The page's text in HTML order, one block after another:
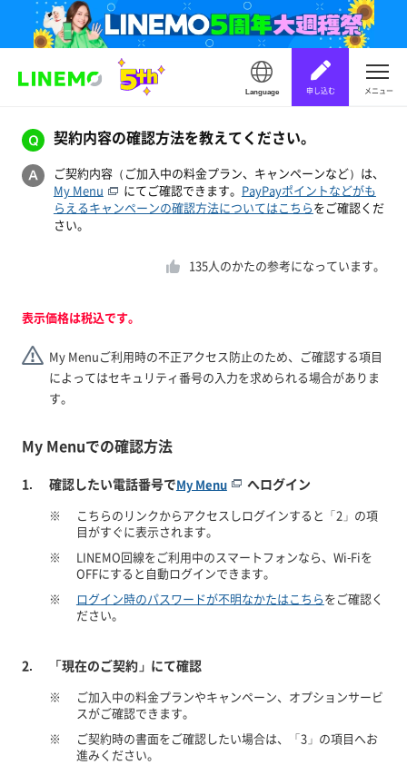
Language 申し込む メニュー
契約内容の確認方法を教えてください。
ご契約内容（ご加入中の料金プラン、キャンペーンなど）は、
My Menu
にてご確認できます。 PayPayポイントなどがも
らえるキャンペーンの確認方法についてはこちらをご確認くだ
さい。
135人のかたの参考になっています。
表示価格は税込です。
My Menuご利用時の不正アクセス防止のため、ご確認する項目
によってはセキュリティ番号の入力を求められる場合がありま
す。
My Menuでの確認方法
確認したい電話番号でMy Menu へログイン
※
こちらのリンクからアクセスしログインすると「2」の項
目がすぐに表示されます。
※
LINEMO回線をご利用中のスマートフォンなら、Wi-Fiを
OFFにすると自動ログインできます。
※
ログイン時のパスワードが不明なかたはこちらをご確認く
ださい。
「現在のご契約」にて確認
※
ご加入中の料金プランやキャンペーン、オプションサービ
スがご確認できます。
※
ご契約時の書面をご確認したい場合は、「3」の項目へお
進みください。